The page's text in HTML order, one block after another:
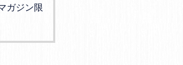
ガジン限